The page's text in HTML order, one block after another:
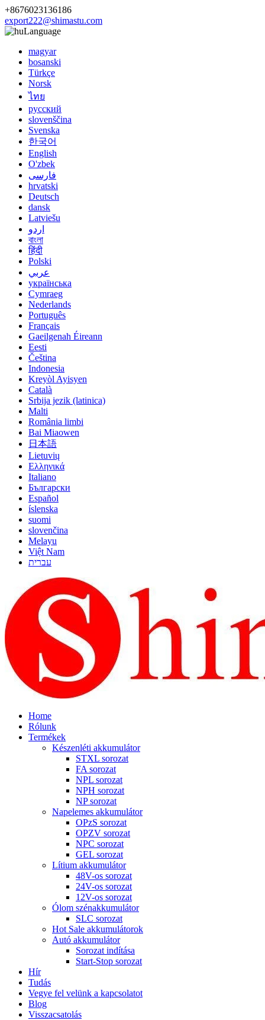
+8676023136186
export222@shimastu.com
Language
magyar
bosanski
Türkçe
Norsk
ไทย
русский
slovenščina
Svenska
한국어
English
O'zbek
فارسی
hrvatski
Deutsch
dansk
Latviešu
اردو
বাংলা
हिंदी
Polski
عربي
українська
Cymraeg
Nederlands
Português
Français
Gaeilgenah Éireann
Eesti
Čeština
Indonesia
Kreyòl Ayisyen
Català
Srbija jezik (latinica)
Malti
România limbi
Bai Miaowen
日本語
Lietuvių
Ελληνικά
Italiano
Български
Español
íslenska
suomi
slovenčina
Melayu
Việt Nam
עברית
Home
Rólunk
Termékek
Készenléti akkumulátor
STXL sorozat
FA sorozat
NPL sorozat
NPH sorozat
NP sorozat
Napelemes akkumulátor
OPzS sorozat
OPZV sorozat
NPC sorozat
GEL sorozat
Lítium akkumulátor
48V-os sorozat
24V-os sorozat
12V-os sorozat
Ólom szénakkumulátor
SLC sorozat
Hot Sale akkumulátorok
Autó akkumulátor
Sorozat indítása
Start-Stop sorozat
Hír
Tudás
Vegye fel velünk a kapcsolatot
Blog
Visszacsatolás